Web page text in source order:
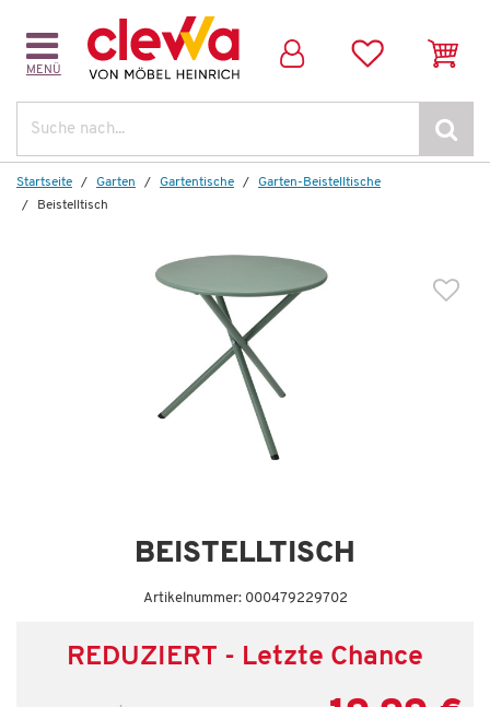
MENÜ
Startseite Garten Gartentische
Garten-Beistelltische
Beistelltisch
BEISTELLTISCH
Artikelnummer: 000479229702
REDUZIERT - Letzte Chance
Dazu empfehlen wir folgendes Zubehör:
Auf Lager
Gartendeko-Pflanze
Banana Joe